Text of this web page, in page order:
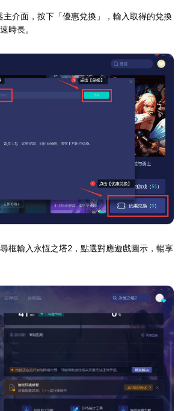
主介面，按下「優惠兌換」，輸入取得的兌換
時長。
框輸入永恆之塔2，點選對應遊戲圖示，暢享